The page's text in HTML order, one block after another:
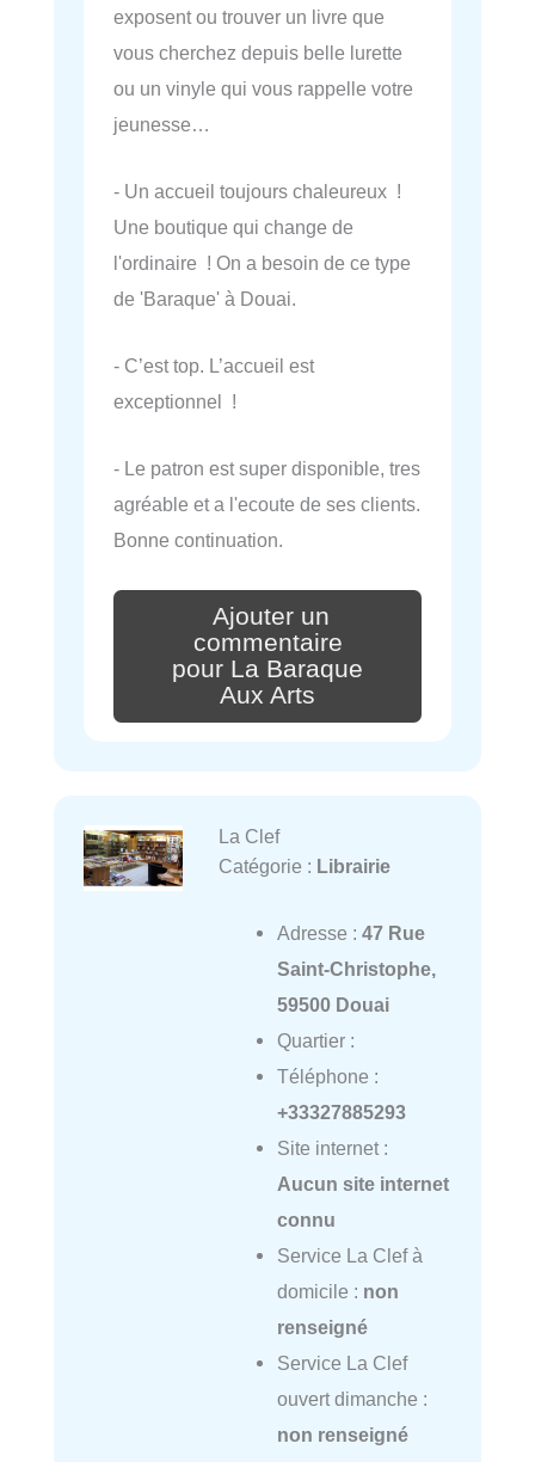
exposent ou trouver un livre que
vous cherchez depuis belle lurette
ou un vinyle qui vous rappelle votre
jeunesse…
- Un accueil toujours chaleureux !
Une boutique qui change de
l'ordinaire ! On a besoin de ce type
de 'Baraque' à Douai.
- C’est top. L’accueil est
exceptionnel !
- Le patron est super disponible, tres
agréable et a l'ecoute de ses clients.
Bonne continuation.
Ajouter un
commentaire
pour La Baraque
Aux Arts
La Clef
Catégorie : Librairie
Adresse : 47 Rue
Saint-Christophe,
59500 Douai
Quartier :
Téléphone :
+33327885293
Site internet :
Aucun site internet
connu
Service La Clef à
domicile : non
renseigné
Service La Clef
ouvert dimanche :
non renseigné